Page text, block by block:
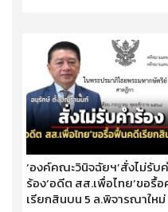
‘องค์คณะวินิจฉัยฯ’สั่งไม่รับ
ร้อง‘อดีต สส.เพื่อไทย’ขอรื้
เรียกสินบน 5 ล.พิจารณาใหม่